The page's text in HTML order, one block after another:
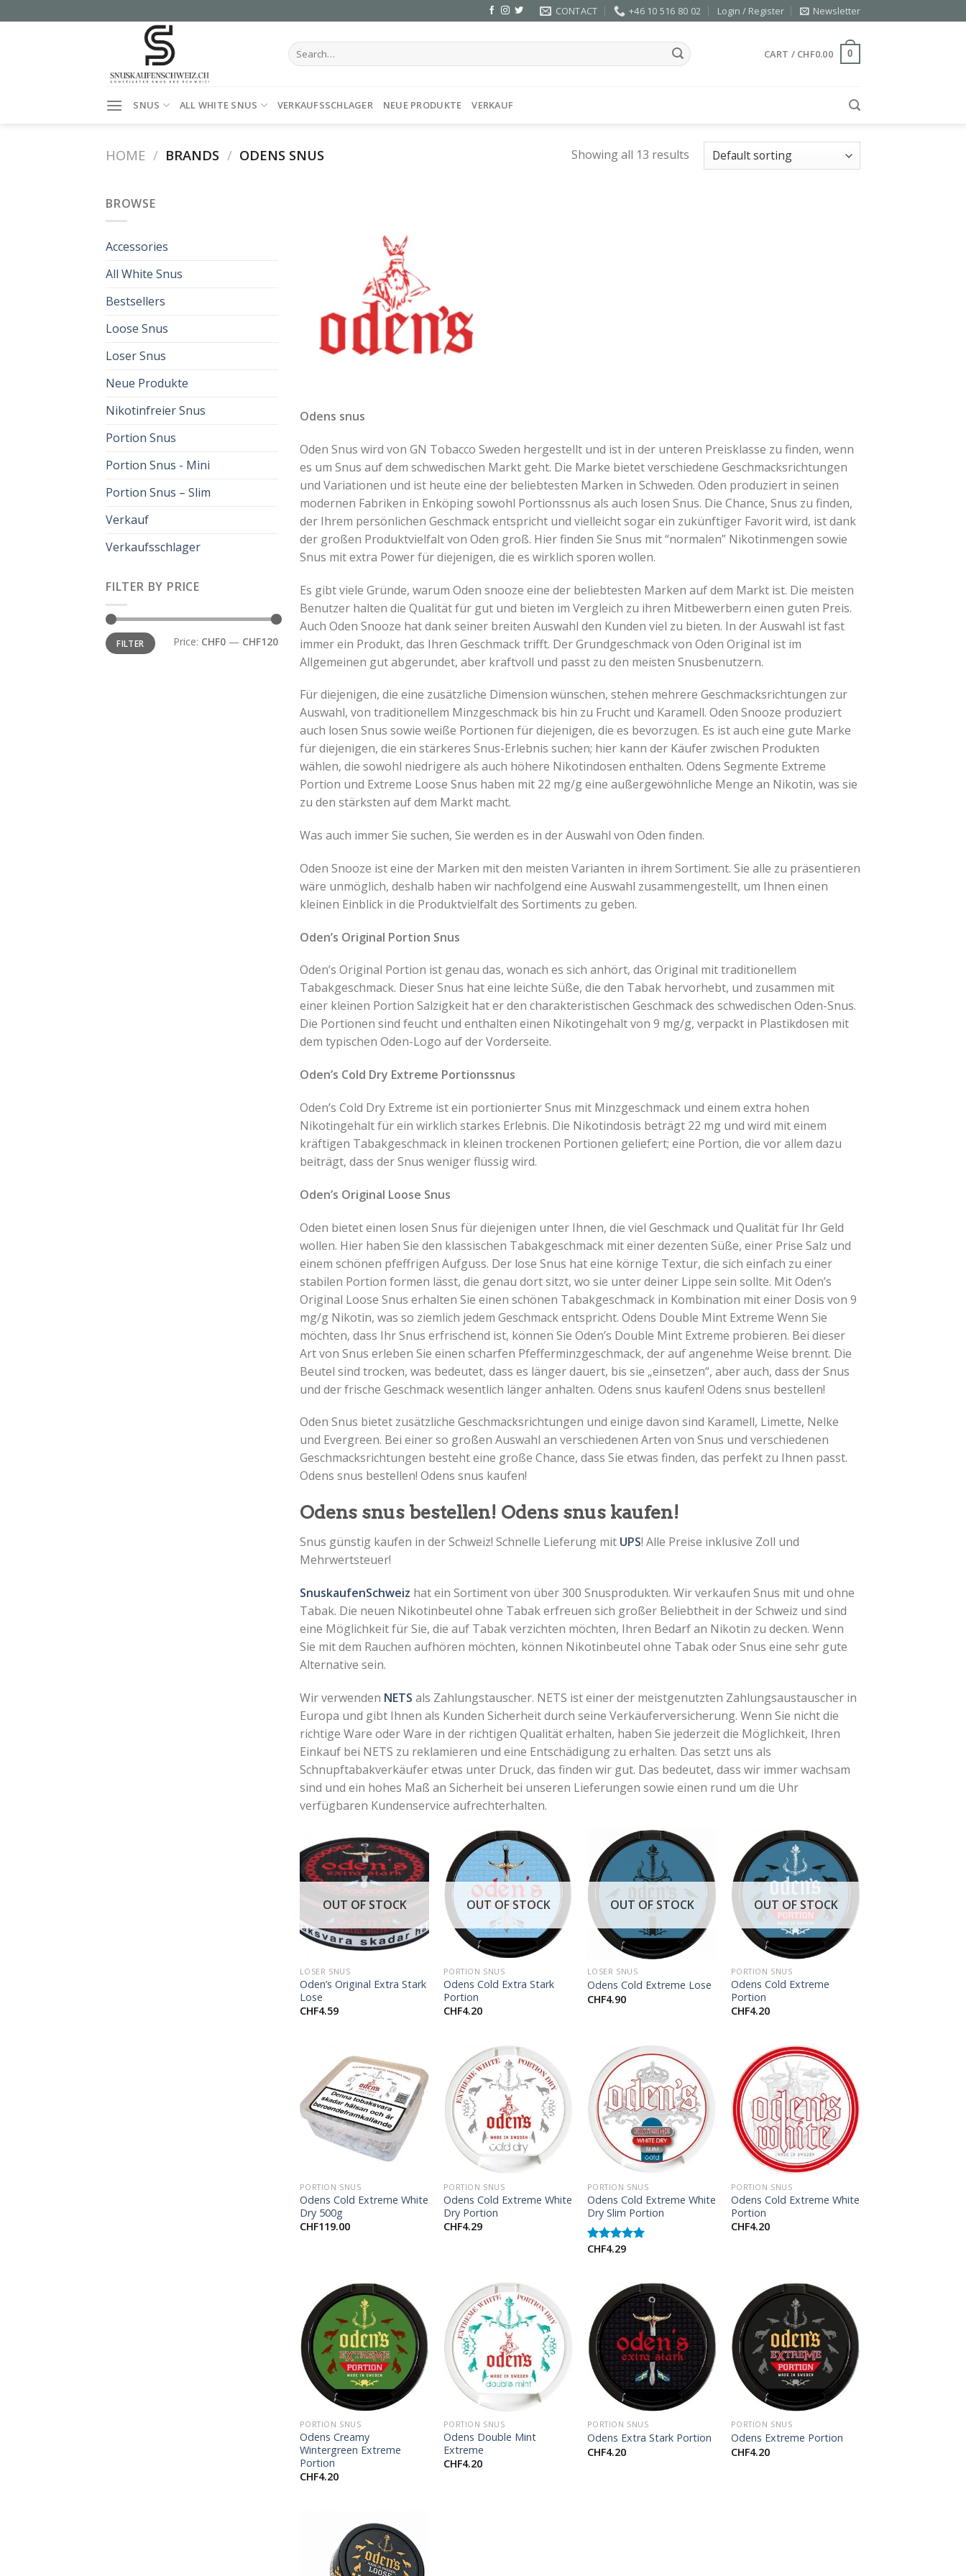
to
CONTACT +46 10 516 80 02 Login / Register Newsletter
Search
for:
CART / CHF0.00 0
SNUS ALL WHITE SNUS VERKAUFSSCHLAGER NEUE PRODUKTE VERKAUF
HOME / BRANDS / ODENS SNUS Showing all 13 results
BROWSE
Accessories
All White Snus
Bestsellers
Loose Snus
Loser Snus
Neue Produkte
Nikotinfreier Snus
Portion Snus
Portion Snus - Mini
Portion Snus – Slim
Verkauf
Verkaufsschlager
FILTER BY PRICE
Min
price
Max
priceFILTER Price: CHF0 — CHF120
Odens snus
Oden Snus wird von GN Tobacco Sweden hergestellt und ist in der unteren Preisklasse zu finden, wenn
es um Snus auf dem schwedischen Markt geht. Die Marke bietet verschiedene Geschmacksrichtungen
und Variationen und ist heute eine der beliebtesten Marken in Schweden. Oden produziert in seinen
modernen Fabriken in Enköping sowohl Portionssnus als auch losen Snus. Die Chance, Snus zu finden,
der Ihrem persönlichen Geschmack entspricht und vielleicht sogar ein zukünftiger Favorit wird, ist dank
der großen Produktvielfalt von Oden groß. Hier finden Sie Snus mit “normalen” Nikotinmengen sowie
Snus mit extra Power für diejenigen, die es wirklich sporen wollen.
Es gibt viele Gründe, warum Oden snooze eine der beliebtesten Marken auf dem Markt ist. Die meisten
Benutzer halten die Qualität für gut und bieten im Vergleich zu ihren Mitbewerbern einen guten Preis.
Auch Oden Snooze hat dank seiner breiten Auswahl den Kunden viel zu bieten. In der Auswahl ist fast
immer ein Produkt, das Ihren Geschmack trifft. Der Grundgeschmack von Oden Original ist im
Allgemeinen gut abgerundet, aber kraftvoll und passt zu den meisten Snusbenutzern.
Für diejenigen, die eine zusätzliche Dimension wünschen, stehen mehrere Geschmacksrichtungen zur
Auswahl, von traditionellem Minzgeschmack bis hin zu Frucht und Karamell. Oden Snooze produziert
auch losen Snus sowie weiße Portionen für diejenigen, die es bevorzugen. Es ist auch eine gute Marke
für diejenigen, die ein stärkeres Snus-Erlebnis suchen; hier kann der Käufer zwischen Produkten
wählen, die sowohl niedrigere als auch höhere Nikotindosen enthalten. Odens Segmente Extreme
Portion und Extreme Loose Snus haben mit 22 mg/g eine außergewöhnliche Menge an Nikotin, was sie
zu den stärksten auf dem Markt macht.
Was auch immer Sie suchen, Sie werden es in der Auswahl von Oden finden.
Oden Snooze ist eine der Marken mit den meisten Varianten in ihrem Sortiment. Sie alle zu präsentieren
wäre unmöglich, deshalb haben wir nachfolgend eine Auswahl zusammengestellt, um Ihnen einen
kleinen Einblick in die Produktvielfalt des Sortiments zu geben.
Oden’s Original Portion Snus
Oden’s Original Portion ist genau das, wonach es sich anhört, das Original mit traditionellem
Tabakgeschmack. Dieser Snus hat eine leichte Süße, die den Tabak hervorhebt, und zusammen mit
einer kleinen Portion Salzigkeit hat er den charakteristischen Geschmack des schwedischen Oden-Snus.
Die Portionen sind feucht und enthalten einen Nikotingehalt von 9 mg/g, verpackt in Plastikdosen mit
dem typischen Oden-Logo auf der Vorderseite.
Oden’s Cold Dry Extreme Portionssnus
Oden’s Cold Dry Extreme ist ein portionierter Snus mit Minzgeschmack und einem extra hohen
Nikotingehalt für ein wirklich starkes Erlebnis. Die Nikotindosis beträgt 22 mg und wird mit einem
kräftigen Tabakgeschmack in kleinen trockenen Portionen geliefert; eine Portion, die vor allem dazu
beiträgt, dass der Snus weniger flüssig wird.
Oden’s Original Loose Snus
Oden bietet einen losen Snus für diejenigen unter Ihnen, die viel Geschmack und Qualität für Ihr Geld
wollen. Hier haben Sie den klassischen Tabakgeschmack mit einer dezenten Süße, einer Prise Salz und
einem schönen pfeffrigen Aufguss. Der lose Snus hat eine körnige Textur, die sich einfach zu einer
stabilen Portion formen lässt, die genau dort sitzt, wo sie unter deiner Lippe sein sollte. Mit Oden’s
Original Loose Snus erhalten Sie einen schönen Tabakgeschmack in Kombination mit einer Dosis von 9
mg/g Nikotin, was so ziemlich jedem Geschmack entspricht. Odens Double Mint Extreme Wenn Sie
möchten, dass Ihr Snus erfrischend ist, können Sie Oden’s Double Mint Extreme probieren. Bei dieser
Art von Snus erleben Sie einen scharfen Pfefferminzgeschmack, der auf angenehme Weise brennt. Die
Beutel sind trocken, was bedeutet, dass es länger dauert, bis sie „einsetzen“, aber auch, dass der Snus
und der frische Geschmack wesentlich länger anhalten. Odens snus kaufen! Odens snus bestellen!
Oden Snus bietet zusätzliche Geschmacksrichtungen und einige davon sind Karamell, Limette, Nelke
und Evergreen. Bei einer so großen Auswahl an verschiedenen Arten von Snus und verschiedenen
Geschmacksrichtungen besteht eine große Chance, dass Sie etwas finden, das perfekt zu Ihnen passt.
Odens snus bestellen! Odens snus kaufen!
Odens snus bestellen! Odens snus kaufen!
Snus günstig kaufen in der Schweiz! Schnelle Lieferung mit UPS! Alle Preise inklusive Zoll und
Mehrwertsteuer!
SnuskaufenSchweiz hat ein Sortiment von über 300 Snusprodukten. Wir verkaufen Snus mit und ohne
Tabak. Die neuen Nikotinbeutel ohne Tabak erfreuen sich großer Beliebtheit in der Schweiz und sind
eine Möglichkeit für Sie, die auf Tabak verzichten möchten, Ihren Bedarf an Nikotin zu decken. Wenn
Sie mit dem Rauchen aufhören möchten, können Nikotinbeutel ohne Tabak oder Snus eine sehr gute
Alternative sein.
Wir verwenden NETS als Zahlungstauscher. NETS ist einer der meistgenutzten Zahlungsaustauscher in
Europa und gibt Ihnen als Kunden Sicherheit durch seine Verkäuferversicherung. Wenn Sie nicht die
richtige Ware oder Ware in der richtigen Qualität erhalten, haben Sie jederzeit die Möglichkeit, Ihren
Einkauf bei NETS zu reklamieren und eine Entschädigung zu erhalten. Das setzt uns als
Schnupftabakverkäufer etwas unter Druck, das finden wir gut. Das bedeutet, dass wir immer wachsam
sind und ein hohes Maß an Sicherheit bei unseren Lieferungen sowie einen rund um die Uhr
verfügbaren Kundenservice aufrechterhalten.
+
OUT OF STOCK
LOSER SNUS
Oden’s Original Extra Stark
Lose
CHF4.59
OUT OF STOCK
PORTION SNUS
Odens Cold Extra Stark
Portion
CHF4.20
OUT OF STOCK
LOSER SNUS
Odens Cold Extreme Lose
CHF4.90
OUT OF STOCK
PORTION SNUS
Odens Cold Extreme
Portion
CHF4.20
PORTION SNUS
Odens Cold Extreme White
Dry 500g
CHF119.00
PORTION SNUS
Odens Cold Extreme White
Dry Portion
CHF4.29
PORTION SNUS
Odens Cold Extreme White
Dry Slim Portion
Rated5.00
CHF4.29
PORTION SNUS
Odens Cold Extreme White
Portion
CHF4.20
PORTION SNUS
Odens Creamy
Wintergreen Extreme
Portion
CHF4.20
PORTION SNUS
Odens Double Mint
Extreme
CHF4.20
PORTION SNUS
Odens Extra Stark Portion
CHF4.20
PORTION SNUS
Odens Extreme Portion
CHF4.20